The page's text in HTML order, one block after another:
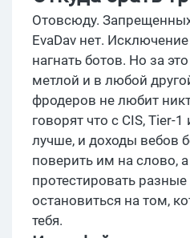
Отовсюду.
EvaDav нет.
нагнать ботов. Но за
метлой и в любой
фродеров не любит
говорят что с CIS, Tier-
лучше, и доходы вебов
поверить им на слово,
протестировать разные
остановиться на том,
тебя.